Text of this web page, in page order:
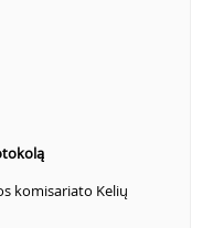
komisariato Kelių